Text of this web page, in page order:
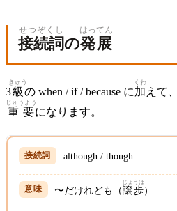
接続詞
せつぞくし
の発展
はってん
3級
きゅう
の when / if / because に加
くわ
えて、
重要
じゅうよう
になります。
although / though
〜だけれども（譲歩
じょうほ
）